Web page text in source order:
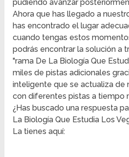
pudiendo avanzar
Ahora que has llegado a
has encontrado el lugar
cuando tengas estos
podrás encontrar la solución a
"rama De La Biología Que
miles de pistas adicionales
inteligente que se actualiza de
con diferentes pistas a tiempo
¿Has buscado una respuesta
La Biología Que Estudia Los
La tienes aquí: